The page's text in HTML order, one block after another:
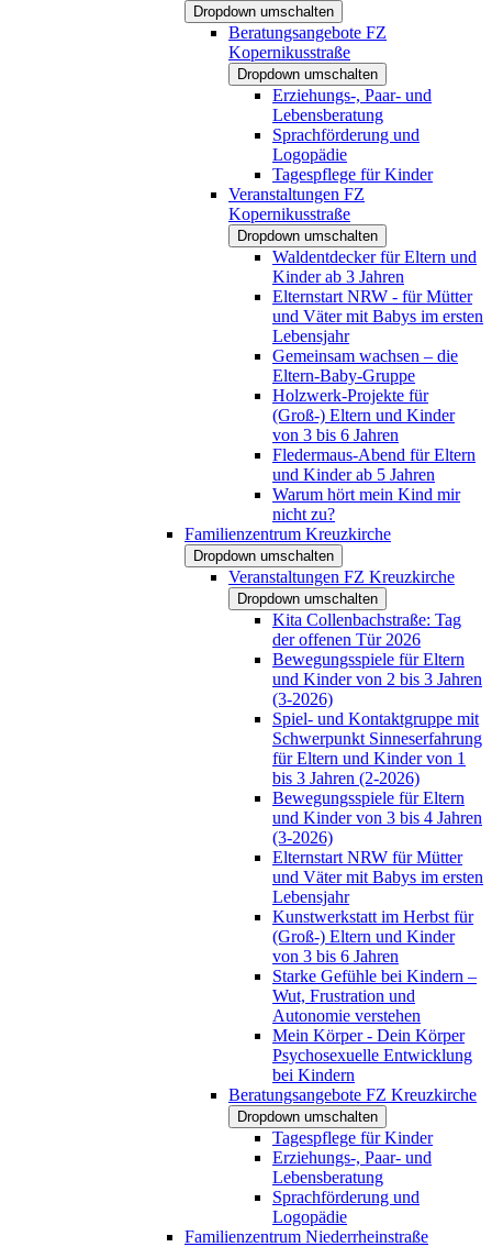
Dropdown umschalten
Beratungsangebote FZ
Kopernikusstraße
Dropdown umschalten
Erziehungs-, Paar- und
Lebensberatung
Sprachförderung und
Logopädie
Tagespflege für Kinder
Veranstaltungen FZ
Kopernikusstraße
Dropdown umschalten
Waldentdecker für Eltern und
Kinder ab 3 Jahren
Elternstart NRW - für Mütter
und Väter mit Babys im ersten
Lebensjahr
Gemeinsam wachsen – die
Eltern-Baby-Gruppe
Holzwerk-Projekte für
(Groß-) Eltern und Kinder
von 3 bis 6 Jahren
Fledermaus-Abend für Eltern
und Kinder ab 5 Jahren
Warum hört mein Kind mir
nicht zu?
Familienzentrum Kreuzkirche
Dropdown umschalten
Veranstaltungen FZ Kreuzkirche
Dropdown umschalten
Kita Collenbachstraße: Tag
der offenen Tür 2026
Bewegungsspiele für Eltern
und Kinder von 2 bis 3 Jahren
(3-2026)
Spiel- und Kontaktgruppe mit
Schwerpunkt Sinneserfahrung
für Eltern und Kinder von 1
bis 3 Jahren (2-2026)
Bewegungsspiele für Eltern
und Kinder von 3 bis 4 Jahren
(3-2026)
Elternstart NRW für Mütter
und Väter mit Babys im ersten
Lebensjahr
Kunstwerkstatt im Herbst für
(Groß-) Eltern und Kinder
von 3 bis 6 Jahren
Starke Gefühle bei Kindern –
Wut, Frustration und
Autonomie verstehen
Mein Körper - Dein Körper
Psychosexuelle Entwicklung
bei Kindern
Beratungsangebote FZ Kreuzkirche
Dropdown umschalten
Tagespflege für Kinder
Erziehungs-, Paar- und
Lebensberatung
Sprachförderung und
Logopädie
Familienzentrum Niederrheinstraße